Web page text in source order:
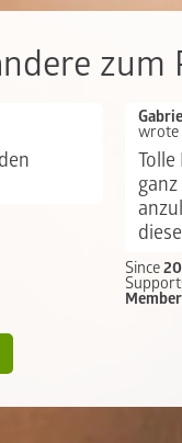
zum
wrote
Tolle
Since
Member